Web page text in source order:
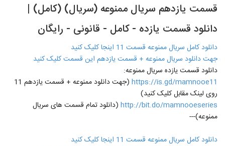
قسمت یازدهم سریال ممنوعه (سریال) (کامل) |
دانلود قسمت یازده - کامل - قانونی - رایگان
دانلود کامل سریال ممنوعه قسمت 11 اینجا کلیک کنید
جهت دانلود سریال ممنوعه + قسمت یازدهم این قسمت کلیک کنید
دانلود قسمت یازده سریال ممنوعه:
https://is.gd/mamnooe11
(جهت دانلود ممنوعه + قسمت یازدهم 11
روی لینک مقابل کلیک کنید)
http://bit.do/mamnooeseries (دانلود تمام قسمت های سریال
ممنوعه)---
دانلود کامل سریال ممنوعه قسمت 11 اینجا کلیک کنید